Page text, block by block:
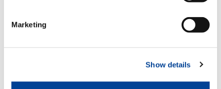
Marketing
Show details